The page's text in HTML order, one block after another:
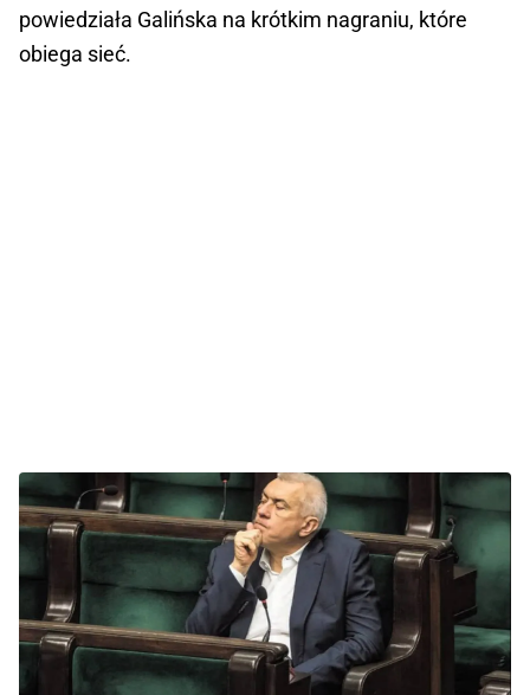
powiedziała Galińska na krótkim nagraniu, które
obiega sieć.